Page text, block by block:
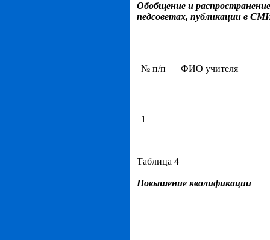
Обобщение и
педсоветах, публикации в
№ п/п ФИО учителя
1
Таблица 4
Повышение квалификации